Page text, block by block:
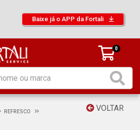
Baixe já o APP da Fortali
0
VOLTAR
REFRESCO